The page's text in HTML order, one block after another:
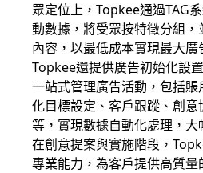
眾定位上，Topkee通過TAG
動數據，將受眾按特徵分組
內容，以最低成本實現最大廣
Topkee還提供廣告初始化設
一站式管理廣告活動，包括
化目標設定、客戶跟蹤、創
等，實現數據自動化處理，大
在創意提案與實施階段，
專業能力，為客戶提供高質